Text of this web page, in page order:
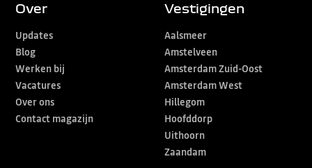
Over
Updates
Blog
Werken bij
Vacatures
Over ons
Contact magazijn
Vestigingen
Aalsmeer
Amstelveen
Amsterdam Zuid-Oost
Amsterdam West
Hillegom
Hoofddorp
Uithoorn
Zaandam